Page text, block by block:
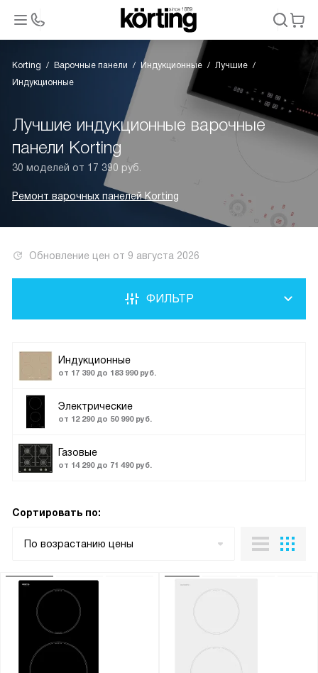
Korting Варочные панели Индукционные
Лучшие
Индукционные
Лучшие индукционные варочные
панели Korting
30 моделей от 17 390 руб.
Ремонт варочных панелей Korting
Обновление цен от 9 августа 2026
Индукционные
от 17 390 до 183 990 руб.
Электрические
от 12 290 до 50 990 руб.
Газовые
от 14 290 до 71 490 руб.
ФИЛЬТР
Сортировать по:
По возрастанию цены